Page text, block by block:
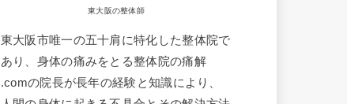
東大阪の整体師
東大阪市唯一の五十肩に特化した整体院で
あり、身体の痛みをとる整体院の痛解
.comの院長が長年の経験と知識により、